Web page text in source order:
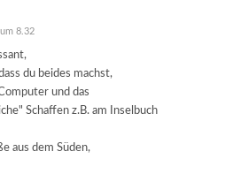
8.32
du beides machst,
und das
Schaffen z.B. am Inselbuch
aus dem Süden,